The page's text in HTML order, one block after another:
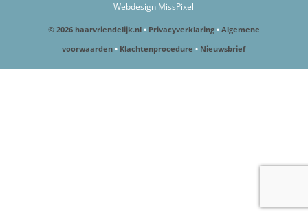
Webdesign MissPixel
© 2026 haarvriendelijk.nl • Privacyverklaring • Algemene
voorwaarden • Klachtenprocedure • Nieuwsbrief